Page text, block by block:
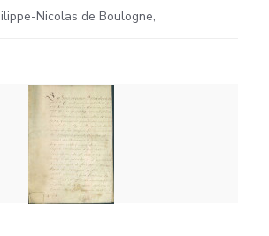
Nicolas de Boulogne,